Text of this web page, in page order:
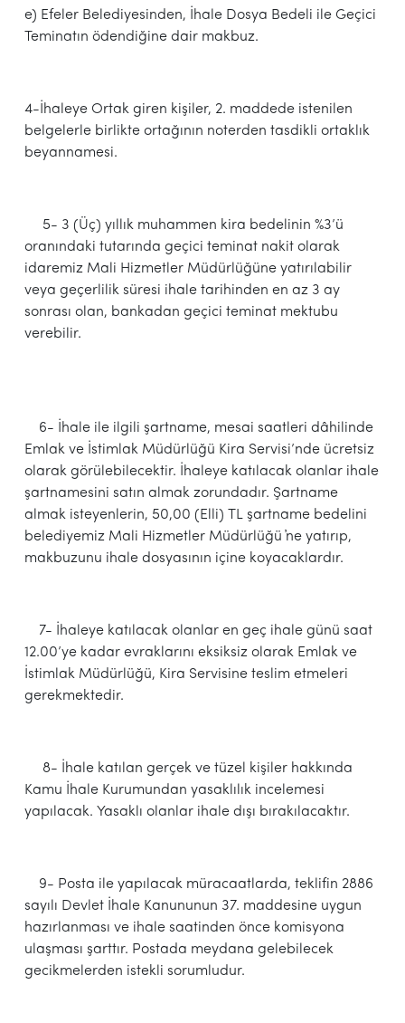
e) Efeler Belediyesinden, İhale Dosya Bedeli ile Geçici
Teminatın ödendiğine dair makbuz.
4-İhaleye Ortak giren kişiler, 2. maddede istenilen
belgelerle birlikte ortağının noterden tasdikli ortaklık
beyannamesi.
5- 3 (Üç) yıllık muhammen kira bedelinin %3’ü
oranındaki tutarında geçici teminat nakit olarak
idaremiz Mali Hizmetler Müdürlüğüne yatırılabilir
veya geçerlilik süresi ihale tarihinden en az 3 ay
sonrası olan, bankadan geçici teminat mektubu
verebilir.
6- İhale ile ilgili şartname, mesai saatleri dâhilinde
Emlak ve İstimlak Müdürlüğü Kira Servisi’nde ücretsiz
olarak görülebilecektir. İhaleye katılacak olanlar ihale
şartnamesini satın almak zorundadır. Şartname
almak isteyenlerin, 50,00 (Elli) TL şartname bedelini
belediyemiz Mali Hizmetler Müdürlüğü ҆ne yatırıp,
makbuzunu ihale dosyasının içine koyacaklardır.
7- İhaleye katılacak olanlar en geç ihale günü saat
12.00’ye kadar evraklarını eksiksiz olarak Emlak ve
İstimlak Müdürlüğü, Kira Servisine teslim etmeleri
gerekmektedir.
8- İhale katılan gerçek ve tüzel kişiler hakkında
Kamu İhale Kurumundan yasaklılık incelemesi
yapılacak. Yasaklı olanlar ihale dışı bırakılacaktır.
9- Posta ile yapılacak müracaatlarda, teklifin 2886
sayılı Devlet İhale Kanununun 37. maddesine uygun
hazırlanması ve ihale saatinden önce komisyona
ulaşması şarttır. Postada meydana gelebilecek
gecikmelerden istekli sorumludur.